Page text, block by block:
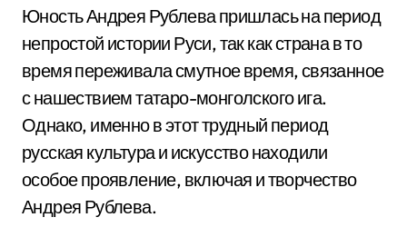
Юность Андрея Рублева пришлась на период
непростой истории Руси, так как страна в то
время переживала смутное время, связанное
с нашествием татаро-монголского ига.
Однако, именно в этот трудный период
русская культура и искусство находили
особое проявление, включая и творчество
Андрея Рублева.